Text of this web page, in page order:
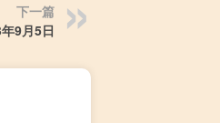
下一篇
9月5日